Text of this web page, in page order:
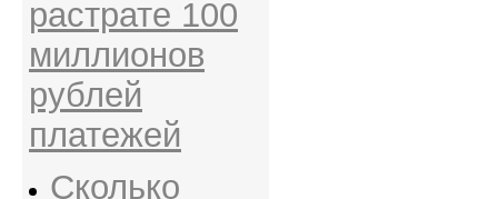
растрате 100
миллионов
рублей
платежей
Сколько